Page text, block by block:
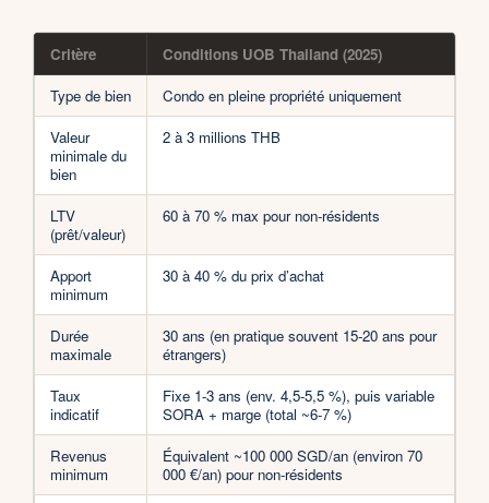
Critère
Conditions UOB Thailand (2025)
Type de bien
Condo en pleine propriété uniquement
Valeur
minimale du
bien
2 à 3 millions THB
LTV
(prêt/valeur)
60 à 70 % max pour non-résidents
Apport
minimum
30 à 40 % du prix d’achat
Durée
maximale
30 ans (en pratique souvent 15-20 ans pour
étrangers)
Taux
indicatif
Fixe 1-3 ans (env. 4,5-5,5 %), puis variable
SORA + marge (total ~6-7 %)
Revenus
minimum
Équivalent ~100 000 SGD/an (environ 70
000 €/an) pour non-résidents